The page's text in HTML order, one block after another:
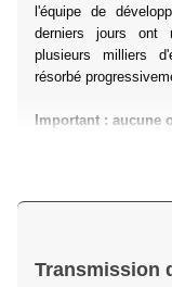
l'équipe de
derniers jours ont
plusieurs milliers
résorbé
Important : aucune
Transmission